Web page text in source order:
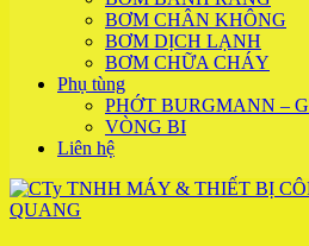
BƠM CHÂN KHÔNG
BƠM DỊCH LẠNH
BƠM CHỮA CHÁY
Phụ tùng
PHỚT BURGMANN –
VÒNG BI
Liên hệ